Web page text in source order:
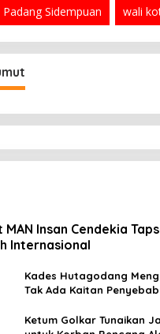
Sidempuan wali
MAN Insan Cendekia
Internasional
Kades Hutagodang
Tak Ada Kaitan
Ketum Golkar Tunaikan